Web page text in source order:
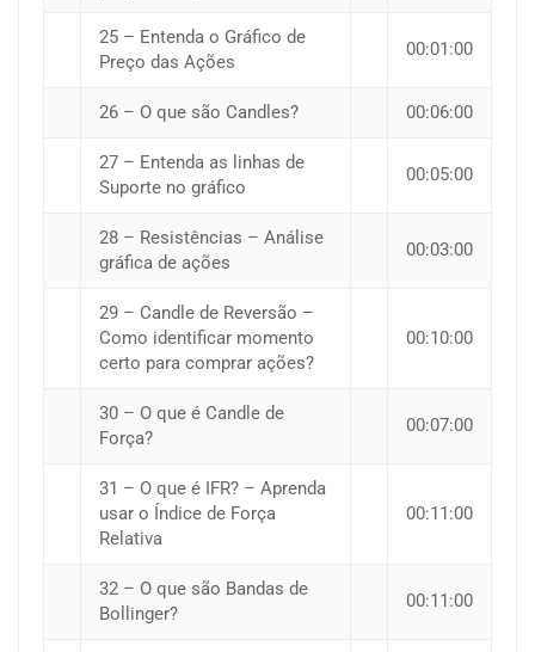
25 – Entenda o Gráfico de
Preço das Ações
00:01:00
26 – O que são Candles? 00:06:00
27 – Entenda as linhas de
Suporte no gráfico
00:05:00
28 – Resistências – Análise
gráfica de ações
00:03:00
29 – Candle de Reversão –
Como identificar momento
certo para comprar ações?
00:10:00
30 – O que é Candle de
Força?
00:07:00
31 – O que é IFR? – Aprenda
usar o Índice de Força
Relativa
00:11:00
32 – O que são Bandas de
Bollinger?
00:11:00